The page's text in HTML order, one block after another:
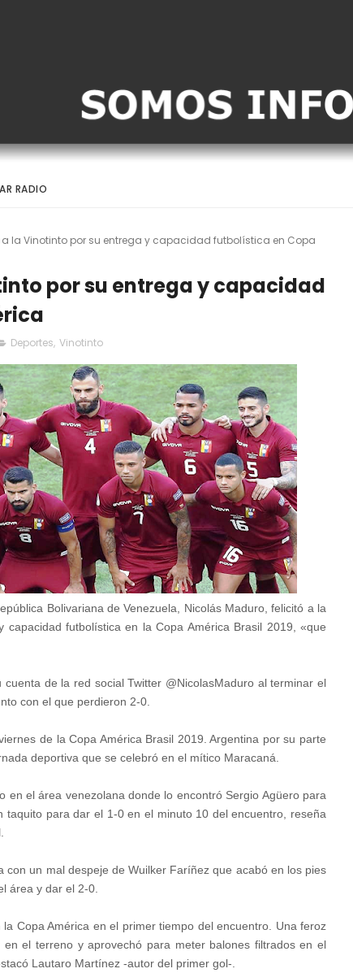
RADIO
la Vinotinto por su entrega y capacidad futbolística en Copa
por su entrega y capacidad
Deportes, Vinotinto
Bolivariana de Venezuela, Nicolás Maduro, felicitó a la
futbolística en la Copa América Brasil 2019, «que
de la red social Twitter @NicolasMaduro al terminar el
con el que perdieron 2-0.
de la Copa América Brasil 2019. Argentina por su parte
deportiva que se celebró en el mítico Maracaná.
en el área venezolana donde lo encontró Sergio Agüero para
para dar el 1-0 en el minuto 10 del encuentro, reseña
un mal despeje de Wuilker Faríñez que acabó en los pies
área y dar el 2-0.
Copa América en el primer tiempo del encuentro. Una feroz
el terreno y aprovechó para meter balones filtrados en el
Lautaro Martínez -autor del primer gol-.